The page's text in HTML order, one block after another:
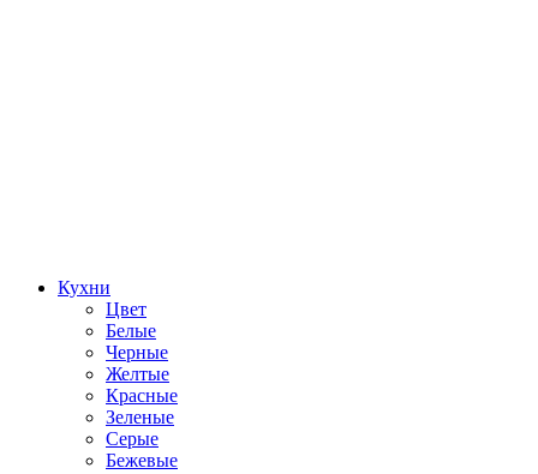
Кухни
Цвет
Белые
Черные
Желтые
Красные
Зеленые
Серые
Бежевые